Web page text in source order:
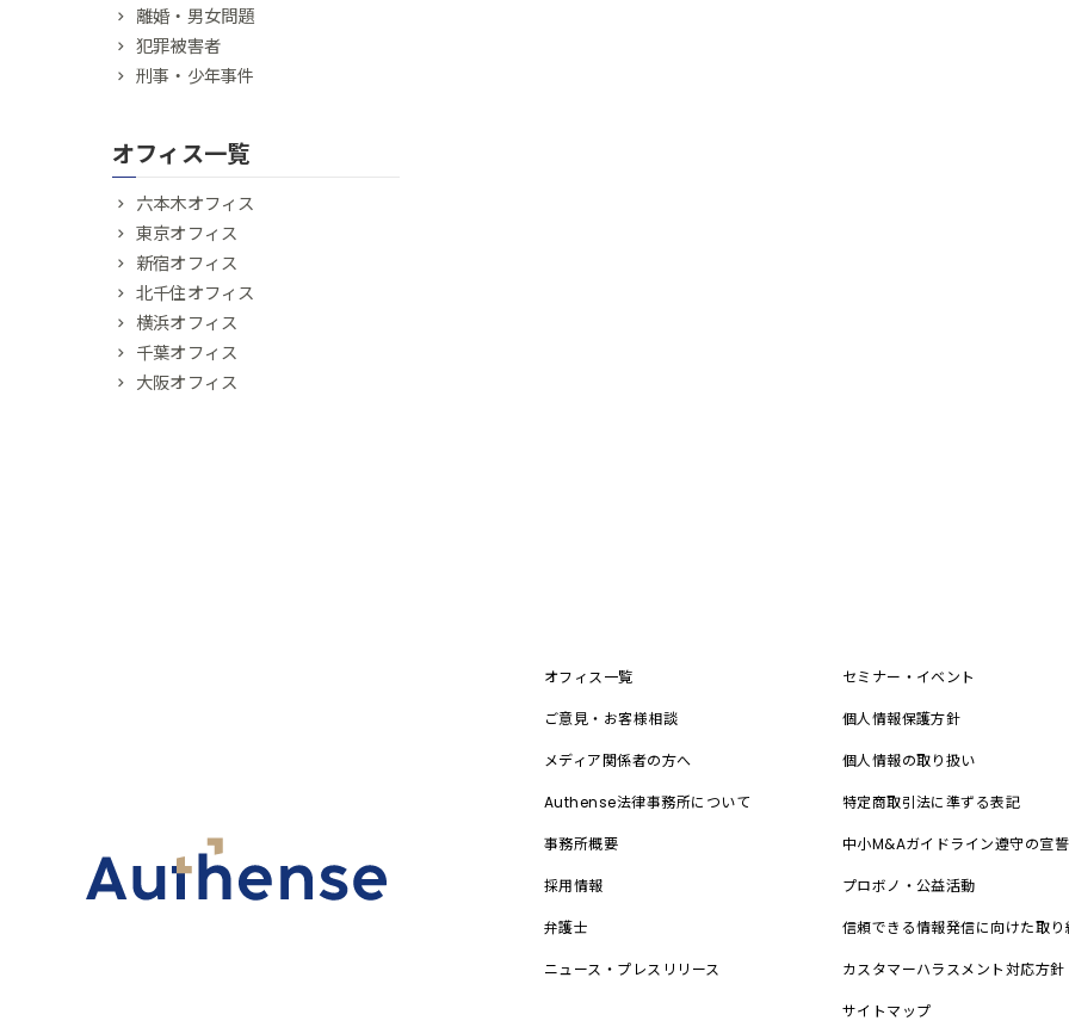
離婚・男女問題
犯罪被害者
刑事・少年事件
オフィス一覧
六本木オフィス
東京オフィス
新宿オフィス
北千住オフィス
横浜オフィス
千葉オフィス
大阪オフィス
オフィス一覧
ご意見・お客様相談
メディア関係者の方へ
Authense法律事務所について
事務所概要
採用情報
弁護士
ニュース・プレスリリース
セミナー・イベント
個人情報保護方針
個人情報の取り扱い
特定商取引法に準ずる表記
中小M&Aガイドライン遵守の宣誓
プロボノ・公益活動
信頼できる情報発信に向けた取り
カスタマーハラスメント対応方針
サイトマップ